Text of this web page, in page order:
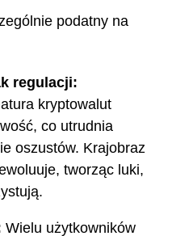
podatny na
regulacji:
kryptowalut
co utrudnia
oszustów. Krajobraz
tworząc luki,
Wielu użytkowników